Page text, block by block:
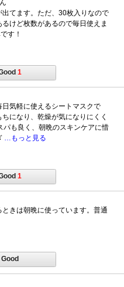
てます。ただ、30枚入りなので
けど枚数があるので毎日使えま
す！
1
気軽に使えるシートマスクで
になり、乾燥が気になりにくく
も良く、朝晩のスキンケアに惜
…もっと見る
1
きは朝晩に使っています。普通
Good